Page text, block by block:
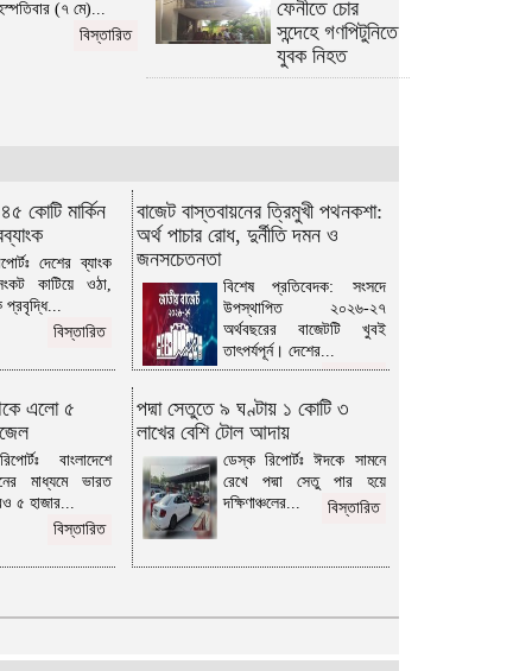
(৭ মে)...
বিস্তারিত
ফেনীতে চোর
সন্দেহে গণপিটুনিতে
যুবক নিহত
কোটি মার্কিন
দেশের ব্যাংক
কাটিয়ে ওঠা,
প্রবৃদ্ধি...
বিস্তারিত
বাজেট বাস্তবায়নের ত্রিমুখী পথনকশা:
অর্থ পাচার রোধ, দুর্নীতি দমন ও
জনসচেতনতা
বিশেষ প্রতিবেদক: সংসদে
উপস্থাপিত ২০২৬-২৭
অর্থবছরের বাজেটটি খুবই
তাৎপর্যপূর্ন। দেশের...
এলো ৫
বাংলাদেশে
মাধ্যমে ভারত
৫ হাজার...
বিস্তারিত
পদ্মা সেতুতে ৯ ঘণ্টায় ১ কোটি ৩
লাখের বেশি টোল আদায়
ডেস্ক রিপোর্টঃ ঈদকে সামনে
রেখে পদ্মা সেতু পার হয়ে
দক্ষিণাঞ্চলের...
বিস্তারিত